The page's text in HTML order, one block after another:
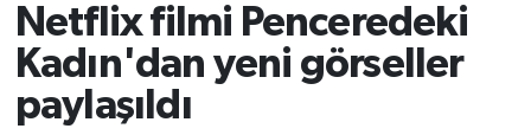
Netflix filmi Penceredeki
Kadın'dan yeni görseller
paylaşıldı
İstanbul Namaz Vakitleri
İstanbul Trafik Yoğunluk Haritası